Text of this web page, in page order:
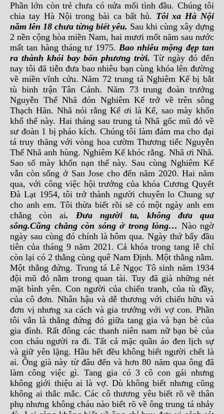
Phần lớn còn trẻ chưa có nửa mối tình đầu. Chúng tôi
chia tay Hà Nội trong bài ca bất hủ. Tôi xa Hà Nội
năm lên 18 chưa từng biết yêu. Sau khi cùng xây dựng
2 nền cộng hòa miền Nam, hai mươi mốt năm sau nước
mất tan hàng tháng tư 1975. Bao nhiêu mộng đẹp tan
ra thành khói bay bốn phương trời. Từ ngày đó đến
nay tôi đã tiễn đưa bao nhiêu bạn cùng khóa lên đường
về miền vĩnh cửu. Năm 72 trung tá Nghiêm Kế bị bắt
tù binh trận Tân Cảnh. Năm 73 trung đoàn trưởng
Nguyễn Thế Nhã đón Nghiêm Kế trở về trên sông
Thạch Hãn. Nhã nói rằng Kế ơi là Kế, sao mày khốn
khổ thế này. Hai tháng sau trung tá Nhã gốc mũ đỏ về
sư đoàn 1 bị pháo kích. Chúng tôi làm đám ma cho đại
tá truy thăng với vòng hoa cườm Thương tiếc Nguyễn
Thế Nhã anh hùng. Nghiêm Kế khóc rằng. Nhã ơi Nhã.
Sao số mày khốn nạn thế này. Sau cùng Nghiêm Kế
vẫn còn sống ở San Jose cho đến năm 2020. Hai năm
qua, với công việc hội trưởng của khóa Cương Quyết
Đà Lạt 1954, tôi trở thành người chuyên lo Chung sự
cho anh em. Tôi thừa biết rồi sẽ có một ngày anh em
chẳng còn ai. Đưa người ta, không đưa qua
sông.Cũng chẳng còn sóng ở trong lòng… Nào ngờ
ngày sau cùng đó chính là hôm qua. Ngày thứ bẩy đầu
tiên của tháng 9 năm 2021. Cả khóa trong tang lễ chỉ
còn lại có 2 thằng cùng quê Nam Định. Một thằng nằm.
Một thằng đứng. Trung tá Lê Ngọc Tô sinh năm 1934
đội mũ đỏ nằm trong quan tài. Tuy đã già những nét
mặt bình yên. Con người của chiến tranh, của tù đầy,
của cô đơn. Nhân hậu và dễ thương với chiến hữu và
đơn vị nhưng xa cách và gia trưởng với vợ con. Phần
tôi vẫn là thằng đứng đó giữa tang gia và bạn bè của
gia đình. Rất đông các thanh niên nam nữ bạn bè của
con cháu người ra đi. Tất cả mặc quần áo đen lịch sự
và giữ yên lặng. Hầu hết đều không biết người chết là
ai. Ông già này từ đâu đến và hơn 80 năm qua ông đã
làm công việc gì. Tang gia có 3 cô con gái nhưng
không giới thiệu ai là vợ. Dù không biết nhưng cũng
không ai thắc mắc. Các cô thương yêu biết rõ về thân
phụ nhưng không cháu nào biết rõ về ông trung tá nhảy